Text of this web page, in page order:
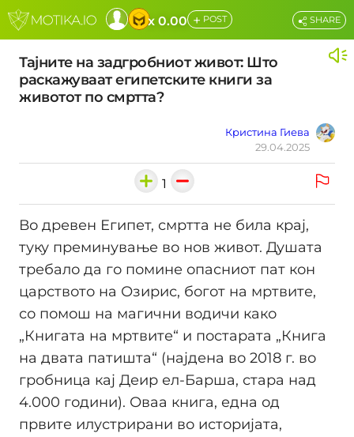
x 0.00 + POST
Тајните на задгробниот живот: Што
раскажуваат египетските книги за
животот по смртта?
Кристина Гиева
29.04.2025
SHARE
1
Во древен Египет, смртта не била крај,
туку преминување во нов живот. Душата
требало да го помине опасниот пат кон
царството на Озирис, богот на мртвите,
со помош на магични водичи како
„Книгата на мртвите“ и постарата „Книга
на двата патишта“ (најдена во 2018 г. во
гробница кај Деир ел-Барша, стара над
4.000 години). Оваа книга, една од
првите илустрирани во историјата,